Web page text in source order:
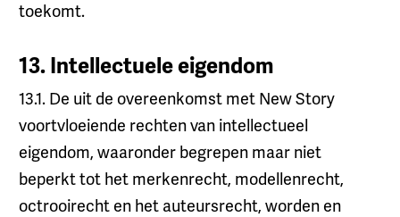
toekomt.
13. Intellectuele eigendom
13.1. De uit de overeenkomst met New Story
voortvloeiende rechten van intellectueel
eigendom, waaronder begrepen maar niet
beperkt tot het merkenrecht, modellenrecht,
octrooirecht en het auteursrecht, worden en